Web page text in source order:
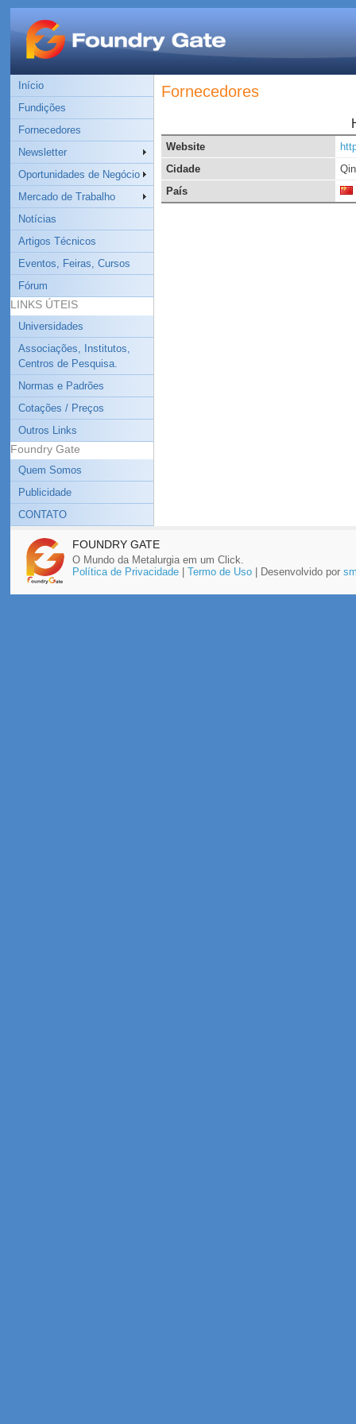
Início
Fundições
Fornecedores
Newsletter
Oportunidades de Negócio
Mercado de Trabalho
Notícias
Artigos Técnicos
Eventos, Feiras, Cursos
Fórum
LINKS ÚTEIS
Universidades
Associações, Institutos,
Centros de Pesquisa.
Normas e Padrões
Cotações / Preços
Outros Links
Foundry Gate
Quem Somos
Publicidade
CONTATO
Fornecedores
Website
Cidade
País
FOUNDRY GATE
O Mundo da Metalurgia em um Click.
Política de Privacidade| Termo de Uso| Desenvolvido por